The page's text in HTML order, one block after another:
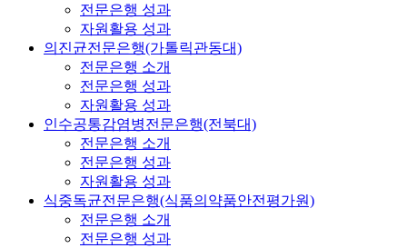
전문은행 성과
자원활용 성과
의진균전문은행(가톨릭관동대)
전문은행 소개
전문은행 성과
자원활용 성과
인수공통감염병전문은행(전북대)
전문은행 소개
전문은행 성과
자원활용 성과
식중독균전문은행(식품의약품안전평가원)
전문은행 소개
전문은행 성과